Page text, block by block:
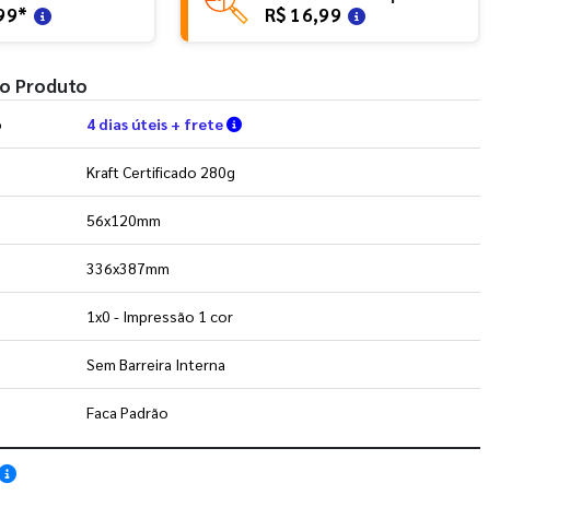
*
R$ 16,99
Produto
4 dias úteis + frete Verifique as condições de entrega
Kraft Certificado 280g
56x120mm
336x387mm
1x0 - Impressão 1 cor
Sem Barreira Interna
Faca Padrão
Saiba como utilizar os nossos gabaritos